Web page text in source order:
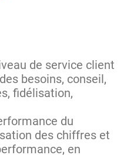
de service client
besoins, conseil,
fidélisation,
du
des chiffres et
en